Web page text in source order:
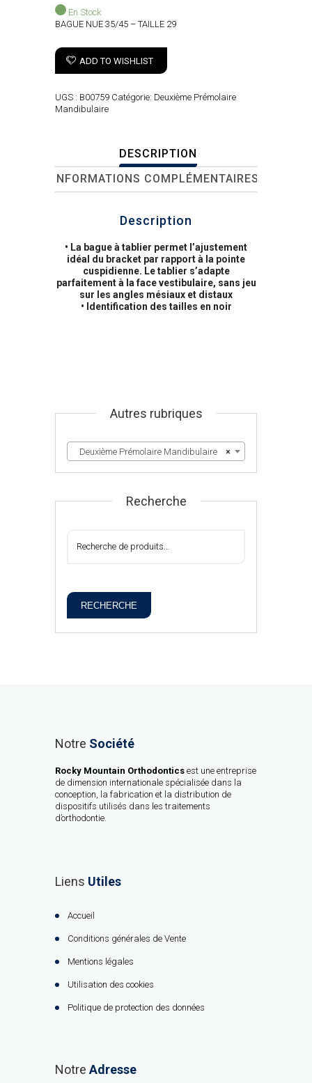
En Stock
BAGUE NUE 35/45 – TAILLE 29
ADD TO WISHLIST
UGS : B00759 Catégorie: Deuxième Prémolaire
Mandibulaire
DESCRIPTION
INFORMATIONS COMPLÉMENTAIRES
Description
• La bague à tablier permet l’ajustement
idéal du bracket par rapport à la pointe
cuspidienne. Le tablier s’adapte
parfaitement à la face vestibulaire, sans jeu
sur les angles mésiaux et distaux
• Identification des tailles en noir
Autres rubriques
×
Deuxième Prémolaire Mandibulaire
Recherche
RECHERCHE
Notre Société
Rocky Mountain Orthodontics est une entreprise
de dimension internationale spécialisée dans la
conception, la fabrication et la distribution de
dispositifs utilisés dans les traitements
d’orthodontie.
Liens Utiles
Accueil
Conditions générales de Vente
Mentions légales
Utilisation des cookies
Politique de protection des données
Notre Adresse